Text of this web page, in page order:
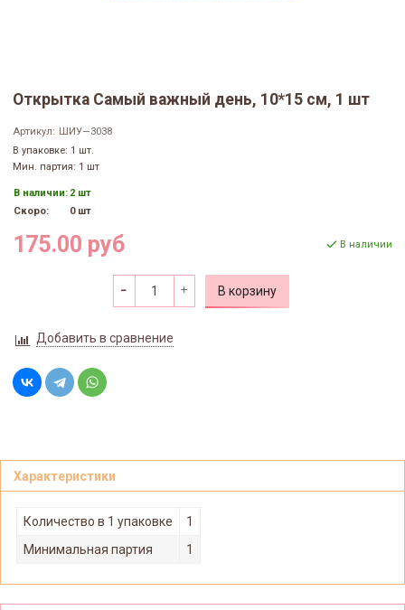
Открытка Самый важный день, 10*15 см, 1 шт
Артикул: ШИУ—3038
В упаковке: 1 шт.
Мин. партия: 1 шт
В наличии: 2 шт
Скоро:
0 шт
175.00 руб В наличии
В корзину
Добавить в сравнение
Характеристики
Количество в 1 упаковке
1
Минимальная партия
1